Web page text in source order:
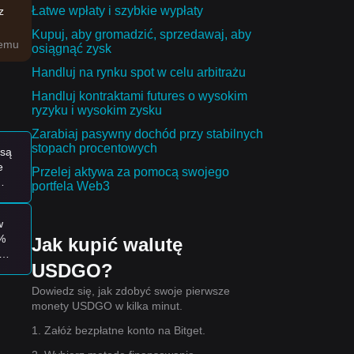
Łatwe wpłaty i szybkie wypłaty
Kupuj, aby gromadzić, sprzedawaj, aby
osiągnąć zysk
Handluj na rynku spot w celu arbitrażu
Handluj kontraktami futures o wysokim
ryzyku i wysokim zysku
Zarabiaj pasywny dochód przy stabilnych
stopach procentowych
Przelej aktywa za pomocą swojego
portfela Web3
Jak kupić walutę
USDGO?
Dowiedz się, jak zdobyć swoje pierwsze
monety USDGO w kilka minut.
1. Załóż bezpłatne konto na Bitget.